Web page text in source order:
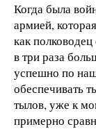
Когда была
армией,
как
в три раза
успешно по
обеспечивать
тылов, уже к
примерно